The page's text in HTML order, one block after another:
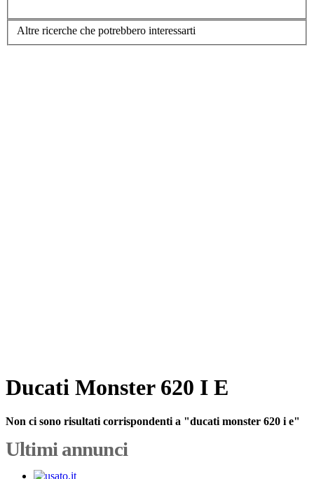
Altre ricerche che potrebbero interessarti
Ducati Monster 620 I E
Non ci sono risultati corrispondenti a "ducati monster 620 i e"
Ultimi annunci